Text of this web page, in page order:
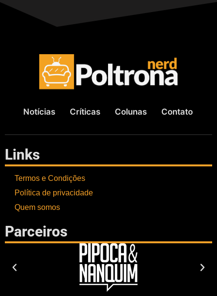
Notícias Críticas Colunas Contato
Links
Termos e Condições
Política de privacidade
Quem somos
Parceiros